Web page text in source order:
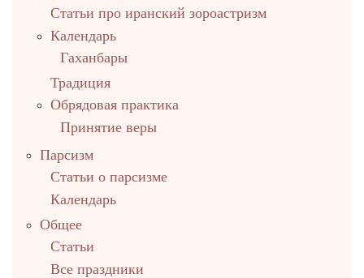
Статьи про иранский зороастризм
Календарь
Гаханбары
Традиция
Обрядовая практика
Принятие веры
Парсизм
Статьи о парсизме
Календарь
Общее
Статьи
Все праздники